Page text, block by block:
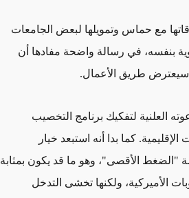
مع حماس وتمويلها لبعض الجامعات
بنفسه، في رسالة واضحة مفادها أن
سيعترض طريق الأعمال.
العلنية لتفكيك برنامج التخصيب
كما بدا أنه استبعد خيار
"الضغط الأقصى"، وهو ما قد يكون بمثابة
الأميركية، ولكنها تخشى التدخل